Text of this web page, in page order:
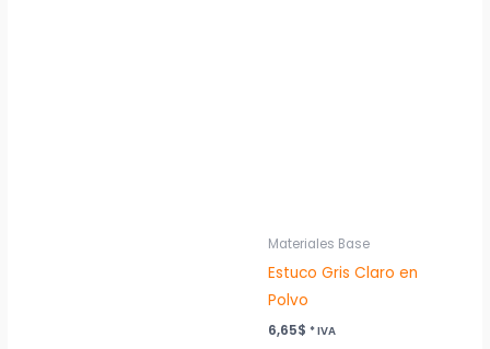
Materiales Base
Estuco Gris Claro en
Polvo
6,65$ * IVA